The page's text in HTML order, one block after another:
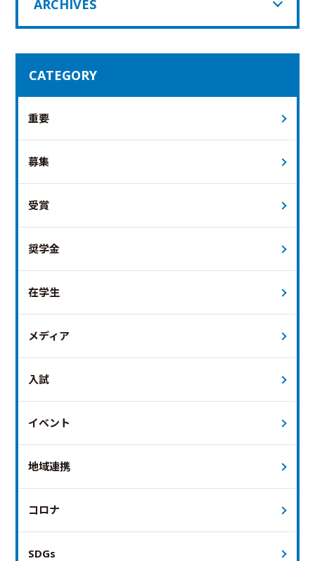
ARCHIVES
CATEGORY
重要
募集
受賞
奨学金
在学生
メディア
入試
イベント
地域連携
コロナ
SDGs